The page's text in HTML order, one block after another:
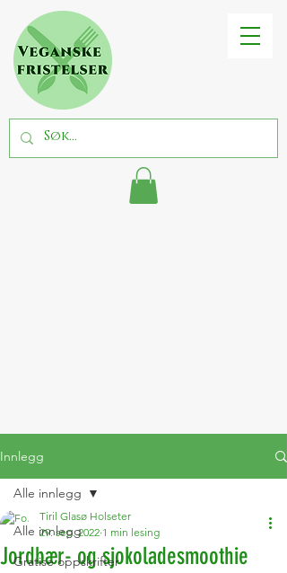
Innlegg
Alle innlegg
Gratise oppskrifter
Alle innlegg
Jordbær- og sjokoladesmoothie
Tiril Glasø Holseter
29. sep. 2022 1 min lesing